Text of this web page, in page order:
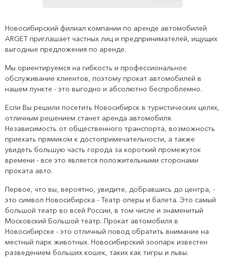
Новосибирский филиал компании по аренде автомобилей
ARGET приглашает частных лиц и предпринимателей, ищущих
выгодные предложения по аренде.
Мы ориентируемся на гибкость и профессиональное
обслуживание клиентов, поэтому прокат автомобилей в
нашем пункте - это выгодно и абсолютно беспроблемно.
Если Вы решили посетить Новосибирск в туристических целях,
отличным решением станет аренда автомобиля.
Независимость от общественного транспорта, возможность
приехать прямиком к достопримечательности, а также
увидеть большую часть города за короткий промежуток
времени - все это является положительными сторонами
проката авто.
Первое, что вы, вероятно, увидите, добравшись до центра, -
это символ Новосибирска - Театр оперы и балета. Это самый
большой театр во всей России, в том числе и знаменитый
Московский Большой театр. Прокат автомобиля в
Новосибирске - это отличный повод обратить внимание на
местный парк животных. Новосибирский зоопарк известен
разведением больших кошек, таких как тигры и львы.